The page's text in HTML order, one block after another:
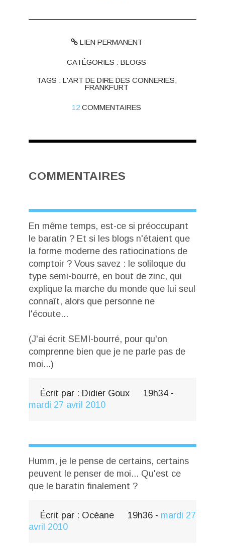
LIEN PERMANENT
CATÉGORIES :BLOGS
TAGS : L'ART DE DIRE DES CONNERIES,
FRANKFURT
12 COMMENTAIRES
COMMENTAIRES
En même temps, est-ce si préoccupant
le baratin ? Et si les blogs n'étaient que
la forme moderne des ratiocinations de
comptoir ? Vous savez : le soliloque du
type semi-bourré, en bout de zinc, qui
explique la marche du monde que lui seul
connaît, alors que personne ne
l'écoute...
(J'ai écrit SEMI-bourré, pour qu'on
comprenne bien que je ne parle pas de
moi...)
Écrit par : Didier Goux 19h34 -
mardi 27 avril 2010
Humm, je le pense de certains, certains
peuvent le penser de moi... Qu'est ce
que le baratin finalement ?
Écrit par : Océane 19h36 - mardi 27
avril 2010